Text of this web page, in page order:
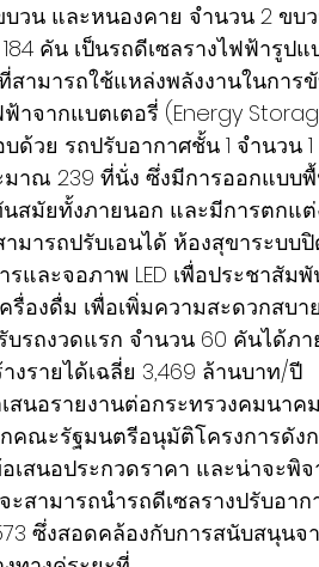
วน และหนองคาย จำนวน 2 ขบ
คัน เป็นรถดีเซลรางไฟฟ้ารูปแ
สามารถใช้แหล่งพลังงานในการ
าจากแบตเตอรี่ (Energy
ด้วย รถปรับอากาศชั้น 1 จำนวน
มาณ 239 ที่นั่ง ซึ่งมีการออกแบบ
สมัยทั้งภายนอก และมีการตกแ
ามารถปรับเอนได้ ห้องสุขาระบ
และจอภาพ LED เพื่อประชาสัม
รื่องดื่ม เพื่อเพิ่มความสะดวกสบ
รถงวดแรก จำนวน 60 คันได้ภ
งรายได้เฉลี่ย 3,469 ล้านบาท/ปี
สนอรายงานต่อกระทรวงคมนา
ณะรัฐมนตรีอนุมัติโครงการดัง
เสนอประกวดราคา และน่าจะพิ
สามารถนำรถดีเซลรางปรับอา
ซึ่งสอดคล้องกับการสนับสนุนจ